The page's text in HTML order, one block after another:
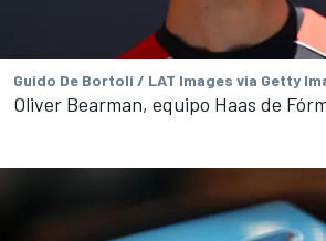
Guido De Bortoli / LAT Images via Getty
Oliver Bearman, equipo Haas de